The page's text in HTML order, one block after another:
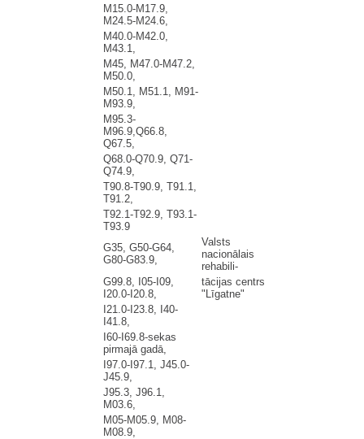
M15.0-M17.9,
M24.5-M24.6,
M40.0-M42.0,
M43.1,
M45, M47.0-M47.2,
M50.0,
M50.1, M51.1, M91-
M93.9,
M95.3-
M96.9,Q66.8,
Q67.5,
Q68.0-Q70.9, Q71-
Q74.9,
T90.8-T90.9, T91.1,
T91.2,
T92.1-T92.9, T93.1-
T93.9
G35, G50-G64,
G80-G83.9,
Valsts
nacionālais
rehabili-
G99.8, I05-I09,
I20.0-I20.8,
tācijas centrs
"Līgatne"
I21.0-I23.8, I40-
I41.8,
I60-I69.8-sekas
pirmajā gadā,
I97.0-I97.1, J45.0-
J45.9,
J95.3, J96.1,
M03.6,
M05-M05.9, M08-
M08.9,